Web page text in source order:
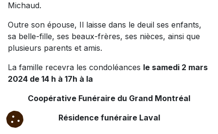
Michaud.
Outre son épouse, Il laisse dans le deuil ses enfants,
sa belle-fille, ses beaux-frères, ses nièces, ainsi que
plusieurs parents et amis.
La famille recevra les condoléances le samedi 2 mars
2024 de 14 h à 17h à la
Coopérative Funéraire du Grand Montréal
Résidence funéraire Laval